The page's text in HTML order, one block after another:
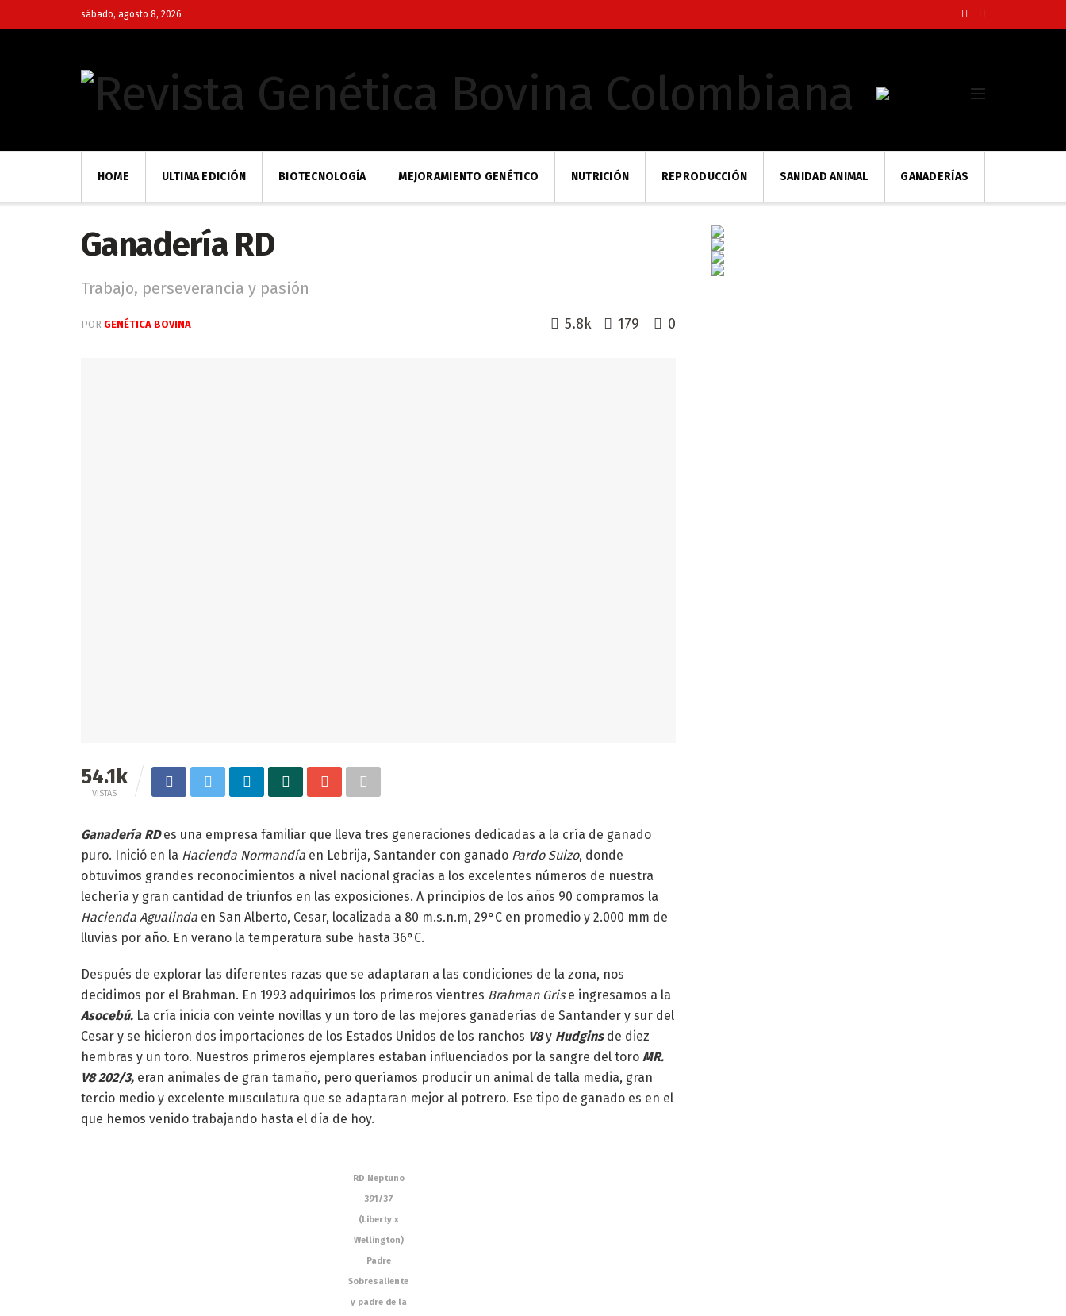
sábado, agosto 8, 2026
HOME ULTIMA EDICIÓN BIOTECNOLOGÍA MEJORAMIENTO GENÉTICO NUTRICIÓN REPRODUCCIÓN SANIDAD ANIMAL GANADERÍAS
Ganadería RD
Trabajo, perseverancia y pasión
POR GENÉTICA BOVINA 5.8k 179 0
54.1k
VISTAS
Ganadería RDes una empresa familiar que lleva tres generaciones dedicadas a la cría de ganado
puro. Inició en la Hacienda Normandía en Lebrija, Santander con ganado Pardo Suizo, donde
obtuvimos grandes reconocimientos a nivel nacional gracias a los excelentes números de nuestra
lechería y gran cantidad de triunfos en las exposiciones. A principios de los años 90 compramos la
Hacienda Agualinda en San Alberto, Cesar, localizada a 80 m.s.n.m, 29°C en promedio y 2.000 mm de
lluvias por año. En verano la temperatura sube hasta 36°C.
Después de explorar las diferentes razas que se adaptaran a las condiciones de la zona, nos
decidimos por el Brahman. En 1993 adquirimos los primeros vientres Brahman Grise ingresamos a la
Asocebú. La cría inicia con veinte novillas y un toro de las mejores ganaderías de Santander y sur del
Cesar y se hicieron dos importaciones de los Estados Unidos de los ranchos V8y Hudginsde diez
hembras y un toro. Nuestros primeros ejemplares estaban influenciados por la sangre del toro MR.
V8 202/3, eran animales de gran tamaño, pero queríamos producir un animal de talla media, gran
tercio medio y excelente musculatura que se adaptaran mejor al potrero. Ese tipo de ganado es en el
que hemos venido trabajando hasta el día de hoy.
RD Neptuno
391/37
(Liberty x
Wellington)
Padre
Sobresaliente
y padre de la